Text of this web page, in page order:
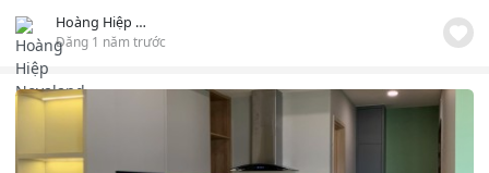
Hoàng Hiệp Novaland
Đăng 1 năm trước